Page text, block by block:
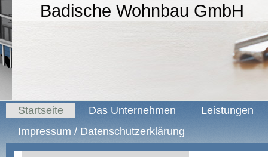
Badische Wohnbau GmbH
Startseite Das Unternehmen
Leistungen
Impressum / Datenschutzerklärung